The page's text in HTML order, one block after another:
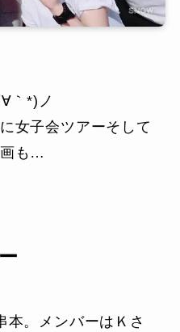
｀*)ノ
女子会ツアーそして
も…
本。メンバーはＫさ